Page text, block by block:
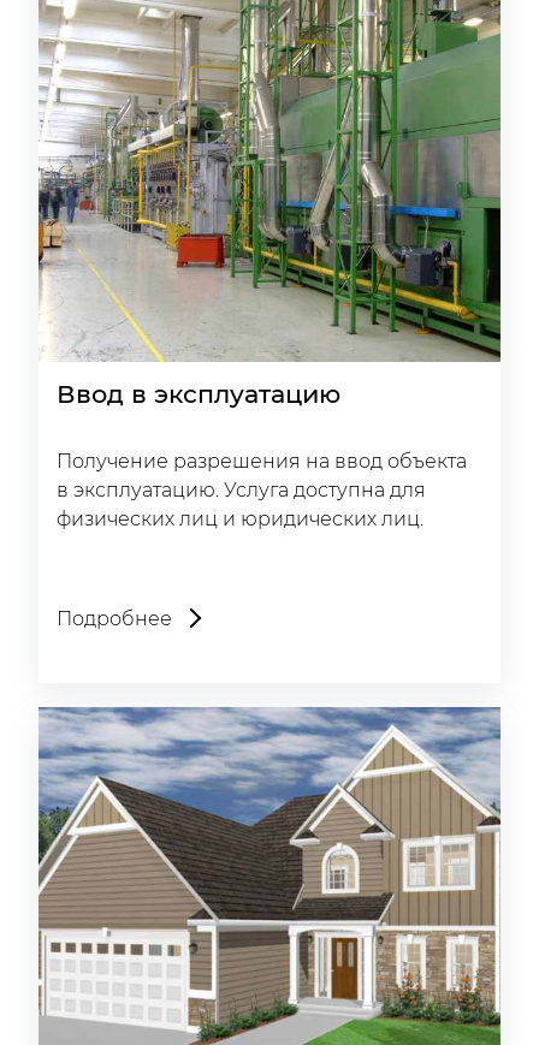
Ввод в эксплуатацию
Получение разрешения на ввод объекта
в эксплуатацию. Услуга доступна для
физических лиц и юридических лиц.
Подробнее